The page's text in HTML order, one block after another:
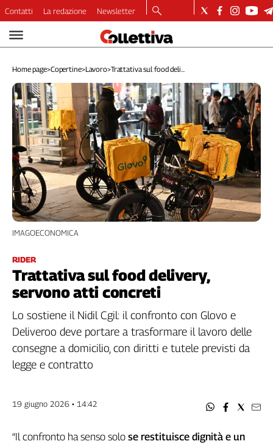
Video
Dirette
Longform
Copertine
Economia
Lavoro
Ambiente
Diritti
Welfare
Italia
Internazionale
Culture
Categorie
Filcams
Filctem
Fillea
Filt
Fisac
Fp
Slc
Contatti La redazione Newsletter
Home page>Copertine>Lavoro>Trattativa sul food deli...
RIDER
Trattativa sul food delivery,
servono atti concreti
IMAGOECONOMICA
Lo sostiene il Nidil Cgil: il confronto con Glovo e
Deliveroo deve portare a trasformare il lavoro delle
consegne a domicilio, con diritti e tutele previsti da
legge e contratto
19 giugno 2026 • 14:42
“Il confronto ha senso solo se restituisce dignità e un